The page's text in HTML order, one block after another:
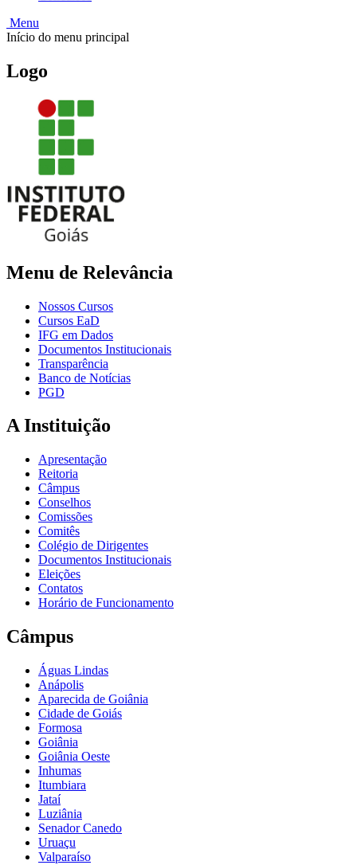
Menu
Início do menu principal
Logo
Menu de Relevância
Nossos Cursos
Cursos EaD
IFG em Dados
Documentos Institucionais
Transparência
Banco de Notícias
PGD
A Instituição
Apresentação
Reitoria
Câmpus
Conselhos
Comissões
Comitês
Colégio de Dirigentes
Documentos Institucionais
Eleições
Contatos
Horário de Funcionamento
Câmpus
Águas Lindas
Anápolis
Aparecida de Goiânia
Cidade de Goiás
Formosa
Goiânia
Goiânia Oeste
Inhumas
Itumbiara
Jataí
Luziânia
Senador Canedo
Uruaçu
Valparaíso